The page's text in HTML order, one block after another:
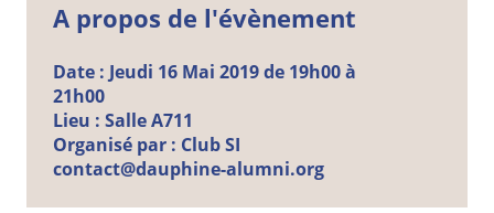
A propos de l'évènement
Date : Jeudi 16 Mai 2019 de 19h00 à
21h00
Lieu : Salle A711
Organisé par : Club SI
contact@dauphine-alumni.org